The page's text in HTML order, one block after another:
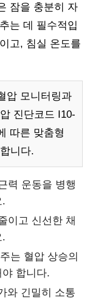
잠을 충분히 자
는 데 필수적입
고, 침실 온도를
압 모니터링과
진단코드 I10-
따른 맞춤형
니다.
력 운동을 병행
.
이고 신선한 채
.
는 혈압 상승의
합니다.
와 긴밀히 소통